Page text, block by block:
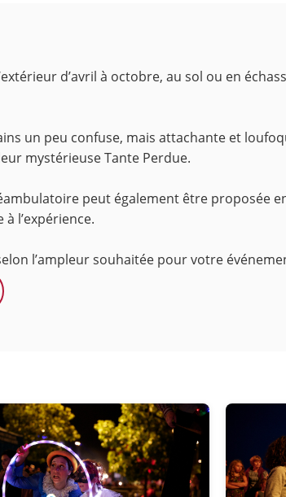
d’avril à octobre, au sol ou en
un peu confuse, mais attachante et
mystérieuse Tante Perdue.
peut également être proposée
l’expérience.
l’ampleur souhaitée pour votre